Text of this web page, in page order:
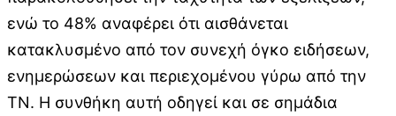
ενώ το 48% αναφέρει ότι αισθάνεται
κατακλυσμένο από τον συνεχή όγκο ειδήσεων,
ενημερώσεων και περιεχομένου γύρω από την
ΤΝ. Η συνθήκη αυτή οδηγεί και σε σημάδια